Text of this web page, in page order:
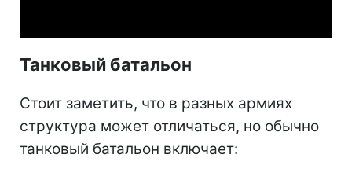
Танковый батальон
Стоит заметить, что в разных армиях
структура может отличаться, но обычно
танковый батальон включает: